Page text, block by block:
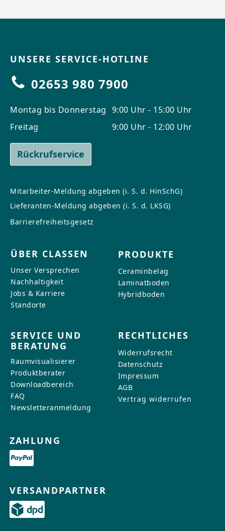
UNSERE SERVICE-HOTLINE
02653 980 7900
Montag bis Donnerstag
Freitag
9:00 Uhr - 15:00 Uhr
9:00 Uhr - 12:00 Uhr
Rückrufservice
Mitarbeiter-Meldung abgeben (i. S. d. HinSchG)
Lieferanten-Meldung abgeben (i. S. d. LKSG)
Barrierefreiheitsgesetz
ÜBER CLASSEN
Unser Versprechen
Nachhaltigkeit
Jobs & Karriere
Standorte
PRODUKTE
Ceraminbelag
Laminatboden
Hybridboden
SERVICE UND
BERATUNG
Raumvisualisierer
Produktberater
Downloadbereich
FAQ
Newsletteranmeldung
RECHTLICHES
Widerrufsrecht
Datenschutz
Impressum
AGB
Vertrag widerrufen
ZAHLUNG
VERSANDPARTNER